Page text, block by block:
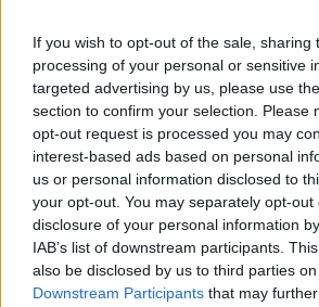
If you wish to opt-out of the sale, sharing
processing of your personal or sensitive
targeted advertising by us, please use
section to confirm your selection. Please
opt-out request is processed you may
interest-based ads based on personal
us or personal information disclosed to
your opt-out. You may separately opt-
disclosure of your personal information
IAB’s list of downstream participants.
also be disclosed by us to third parties
Downstream Participants that may
Ισημερινός: Θα οικοδομήσει
χρειάζεται για να